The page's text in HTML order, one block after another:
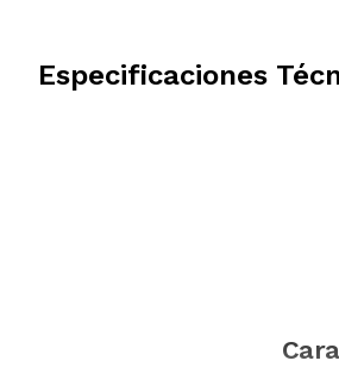
Especificaciones